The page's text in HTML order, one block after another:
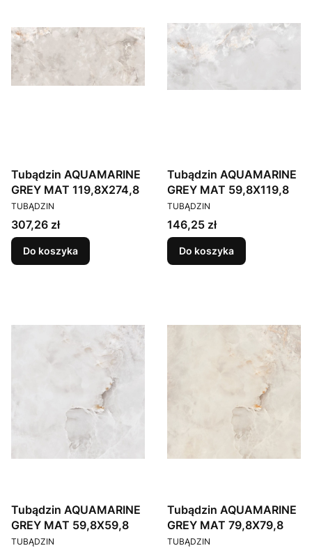
Tubądzin AQUAMARINE
GREY MAT 119,8X274,8
PRODUCENT
TUBĄDZIN
Cena
307,26 zł
Do koszyka
Tubądzin AQUAMARINE
GREY MAT 59,8X119,8
PRODUCENT
TUBĄDZIN
Cena
146,25 zł
Do koszyka
Tubądzin AQUAMARINE
GREY MAT 59,8X59,8
PRODUCENT
TUBĄDZIN
Tubądzin AQUAMARINE
GREY MAT 79,8X79,8
PRODUCENT
TUBĄDZIN